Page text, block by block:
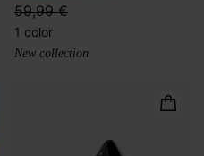
59,99 €
1 color
New collection